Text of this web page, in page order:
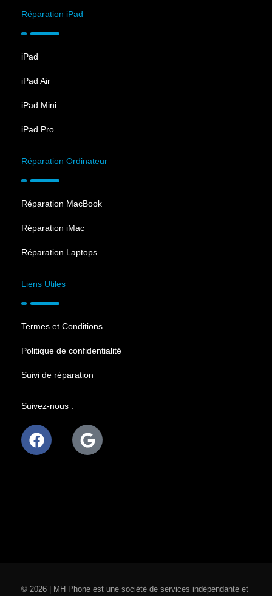
Réparation iPad
iPad
iPad Air
iPad Mini
iPad Pro
Réparation Ordinateur
Réparation MacBook
Réparation iMac
Réparation Laptops
Liens Utiles
Termes et Conditions
Politique de confidentialité
Suivi de réparation
Suivez-nous :
© 2026 | MH Phone est une société de services indépendante et